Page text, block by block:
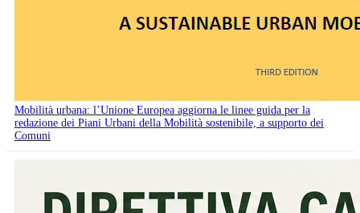
Mobilità urbana: l’Unione Europea aggiorna le linee guida per la
redazione dei Piani Urbani della Mobilità sostenibile, a supporto dei
Comuni